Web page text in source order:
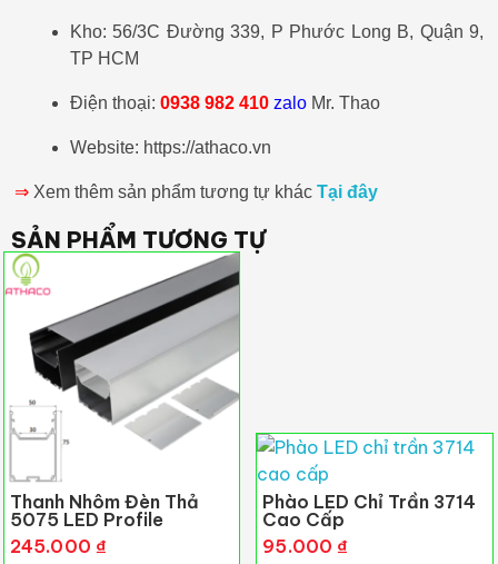
Kho: 56/3C Đường 339, P Phước Long B, Quận 9,
TP HCM
Điện thoại: 0938 982 410 zalo Mr. Thao
Website: https://athaco.vn
⇒ Xem thêm sản phẩm tương tự khác Tại đây
SẢN PHẨM TƯƠNG TỰ
Thanh Nhôm Đèn Thả
5075 LED Profile
245.000 ₫
Phào LED Chỉ Trần 3714
Cao Cấp
95.000 ₫